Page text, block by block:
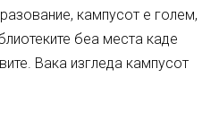
кампусот е голем,
беа места каде
Вака изгледа кампусот